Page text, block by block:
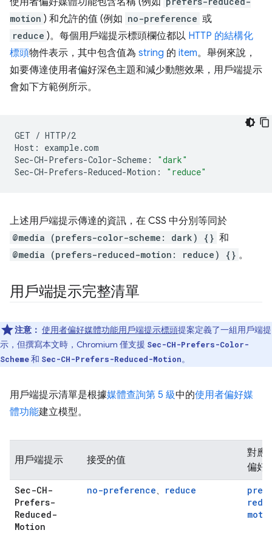
motion ) 和允許的值 (例如 no-preference 或
reduce )。每個用戶端提示標頭欄位都以 HTTP 的結構化
標頭物件表示，其中包含值為 string 的 item。舉例來說，
如要傳達使用者偏好深色主題和減少動態效果，用戶端提示
會如下方範例所示。
GET / HTTP/2
Host:
example.com
Sec-CH-Prefers-Color-Scheme:
"dark"
Sec-CH-Prefers-Reduced-Motion:
"reduce"
上述用戶端提示傳達的資訊，在 CSS 中分別等同於
@media (prefers-color-scheme: dark) {} 和
@media (prefers-reduced-motion: reduce) {} 。
用戶端提示完整清單
注意： 使用者偏好媒體功能用戶端提示標頭提案定義了一組用戶端提
示，但撰寫本文時，Chromium 僅支援 Sec-CH-Prefers-Color-
Scheme和 Sec-CH-Prefers-Reduced-Motion。
用戶端提示清單是根據媒體查詢第 5 級中的使用者偏好媒
體功能建立模型。
用戶端提示 接受的值
對應
偏好
Sec-CH-
Prefers-
Reduced-
Motion
no-preference、 reduce